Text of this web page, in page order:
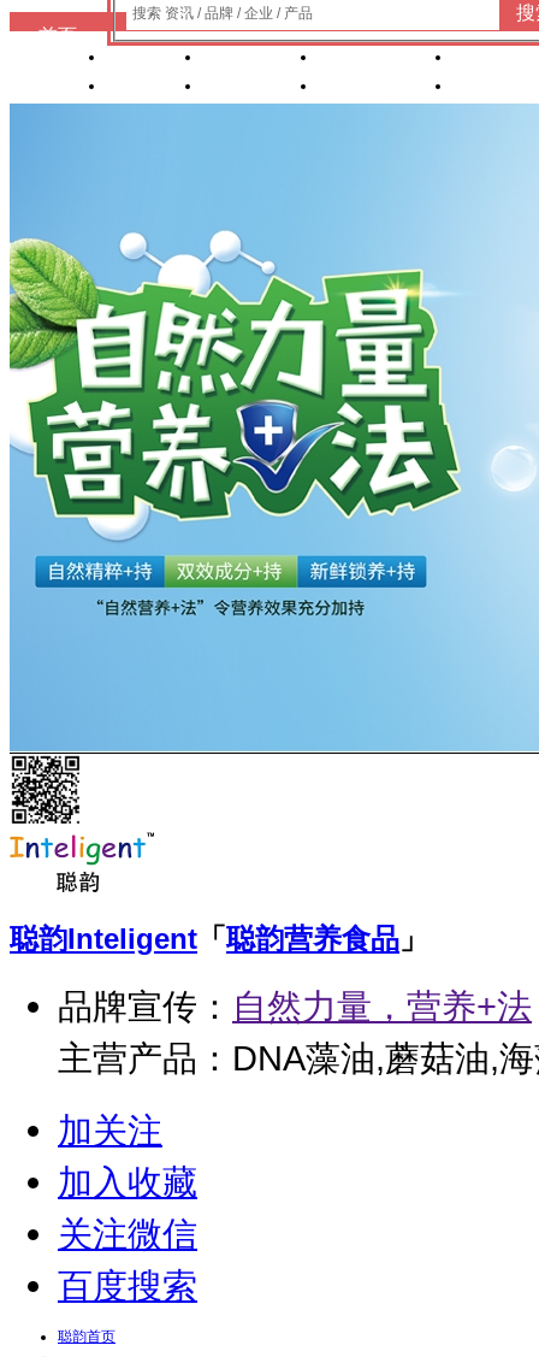
搜索 资讯 / 品牌 / 企业 / 产品
搜
首页
聪韵Inteligent 「聪韵营养食品 」
品牌宣传： 自然力量，营养+法
主营产品：DNA藻油,蘑菇油,
叶樱桃粉固体饮料
加关注
加入收藏
关注微信
百度搜索
聪韵首页